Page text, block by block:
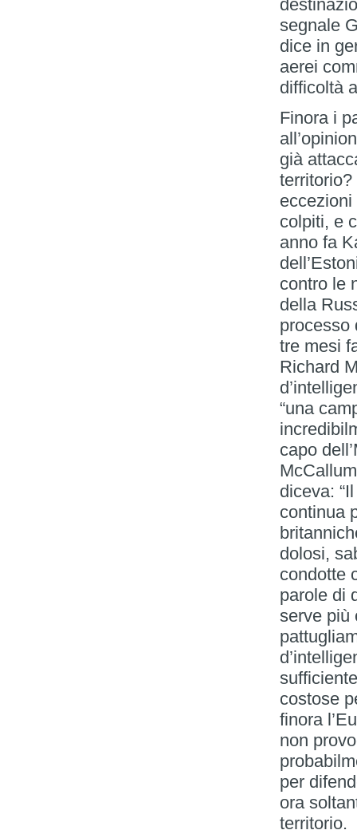
segnale
dice in
aerei
difficoltà
Finora i
già
colpiti, e
anno fa
contro le
della
processo
tre mesi
Richard
“una
capo
diceva:
continua
dolosi,
condotte
parole di
serve più
costose
finora
non
per
ora
territorio.